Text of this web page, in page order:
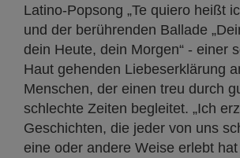
Latino-Popsong „Te quiero heißt
und der berührenden Ballade
dein Heute, dein Morgen“ - einer
Haut gehenden Liebeserklärung
Menschen, der einen treu durch
schlechte Zeiten begleitet. „Ich
Geschichten, die jeder von uns
eine oder andere Weise erlebt